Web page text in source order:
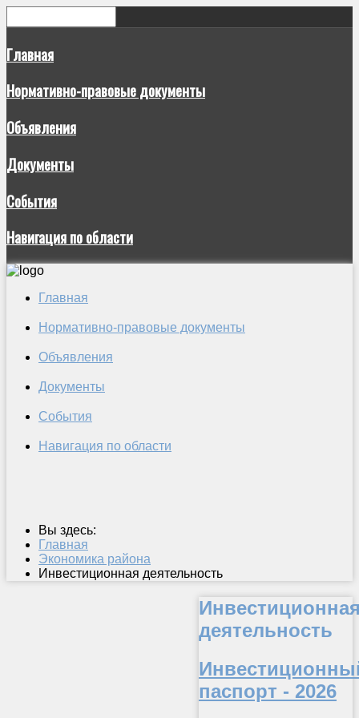
Главная
Нормативно-правовые документы
Объявления
Документы
События
Навигация по области
Главная
Нормативно-правовые документы
Объявления
Документы
События
Навигация по области
Вы здесь:
Главная
Экономика района
Инвестиционная деятельность
деятельность
паспорт - 2026